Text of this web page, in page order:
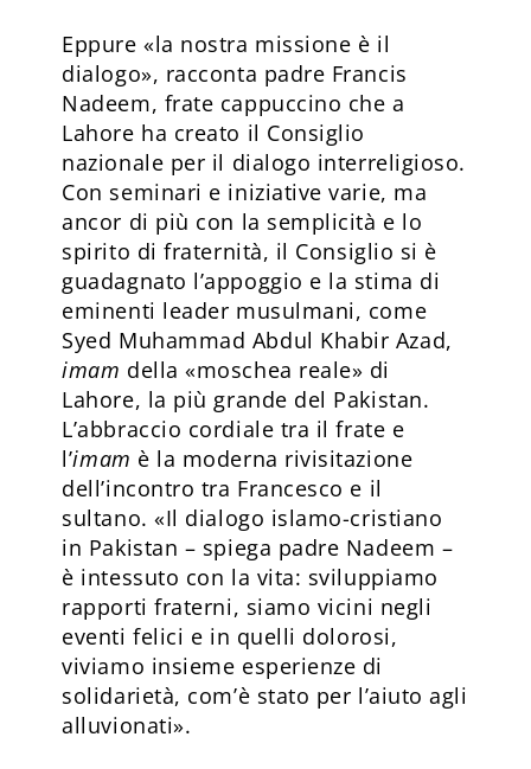
Eppure «la nostra missione è il
dialogo», racconta padre Francis
Nadeem, frate cappuccino che a
Lahore ha creato il Consiglio
nazionale per il dialogo interreligioso.
Con seminari e iniziative varie, ma
ancor di più con la semplicità e lo
spirito di fraternità, il Consiglio si è
guadagnato l’appoggio e la stima di
eminenti leader musulmani, come
Syed Muhammad Abdul Khabir Azad,
imam della «moschea reale» di
Lahore, la più grande del Pakistan.
L’abbraccio cordiale tra il frate e
l’imam è la moderna rivisitazione
dell’incontro tra Francesco e il
sultano. «Il dialogo islamo-cristiano
in Pakistan – spiega padre Nadeem –
è intessuto con la vita: sviluppiamo
rapporti fraterni, siamo vicini negli
eventi felici e in quelli dolorosi,
viviamo insieme esperienze di
solidarietà, com’è stato per l’aiuto agli
alluvionati».